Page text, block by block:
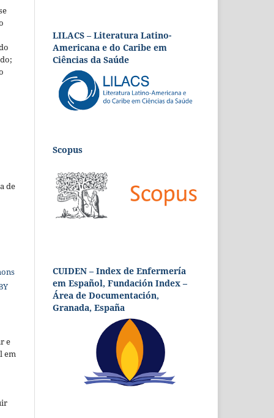
de
e
em
LILACS – Literatura Latino-
Americana e do Caribe em
Ciências da Saúde
Scopus
CUIDEN – Index de Enfermería
em Español, Fundación Index –
Área de Documentación,
Granada, España